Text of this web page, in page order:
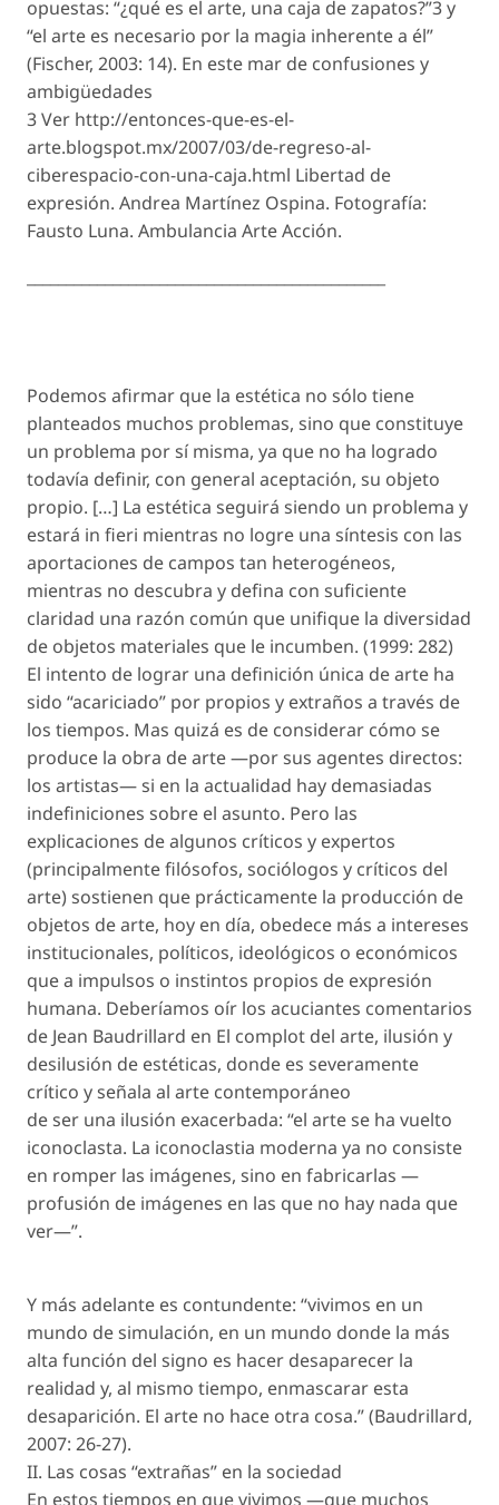
opuestas: “¿qué es el arte, una caja de zapatos?”3 y
“el arte es necesario por la magia inherente a él”
(Fischer, 2003: 14). En este mar de confusiones y
ambigüedades
3 Ver http://entonces-que-es-el-
arte.blogspot.mx/2007/03/de-regreso-al-
ciberespacio-con-una-caja.html Libertad de
expresión. Andrea Martínez Ospina. Fotografía:
Fausto Luna. Ambulancia Arte Acción.
Podemos afirmar que la estética no sólo tiene
planteados muchos problemas, sino que constituye
un problema por sí misma, ya que no ha logrado
todavía definir, con general aceptación, su objeto
propio. […] La estética seguirá siendo un problema y
estará in fieri mientras no logre una síntesis con las
aportaciones de campos tan heterogéneos,
mientras no descubra y defina con suficiente
claridad una razón común que unifique la diversidad
de objetos materiales que le incumben. (1999: 282)
El intento de lograr una definición única de arte ha
sido “acariciado” por propios y extraños a través de
los tiempos. Mas quizá es de considerar cómo se
produce la obra de arte —por sus agentes directos:
los artistas— si en la actualidad hay demasiadas
indefiniciones sobre el asunto. Pero las
explicaciones de algunos críticos y expertos
(principalmente filósofos, sociólogos y críticos del
arte) sostienen que prácticamente la producción de
objetos de arte, hoy en día, obedece más a intereses
institucionales, políticos, ideológicos o económicos
que a impulsos o instintos propios de expresión
humana. Deberíamos oír los acuciantes comentarios
de Jean Baudrillard en El complot del arte, ilusión y
desilusión de estéticas, donde es severamente
crítico y señala al arte contemporáneo
de ser una ilusión exacerbada: “el arte se ha vuelto
iconoclasta. La iconoclastia moderna ya no consiste
en romper las imágenes, sino en fabricarlas —
profusión de imágenes en las que no hay nada que
ver—”.
Y más adelante es contundente: “vivimos en un
mundo de simulación, en un mundo donde la más
alta función del signo es hacer desaparecer la
realidad y, al mismo tiempo, enmascarar esta
desaparición. El arte no hace otra cosa.” (Baudrillard,
2007: 26-27).
II. Las cosas “extrañas” en la sociedad
En estos tiempos en que vivimos —que muchos